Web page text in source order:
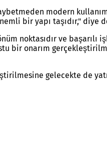
modern
bir yapı taşıdır," diye
noktasıdır ve
bir onarım
gelecekte de